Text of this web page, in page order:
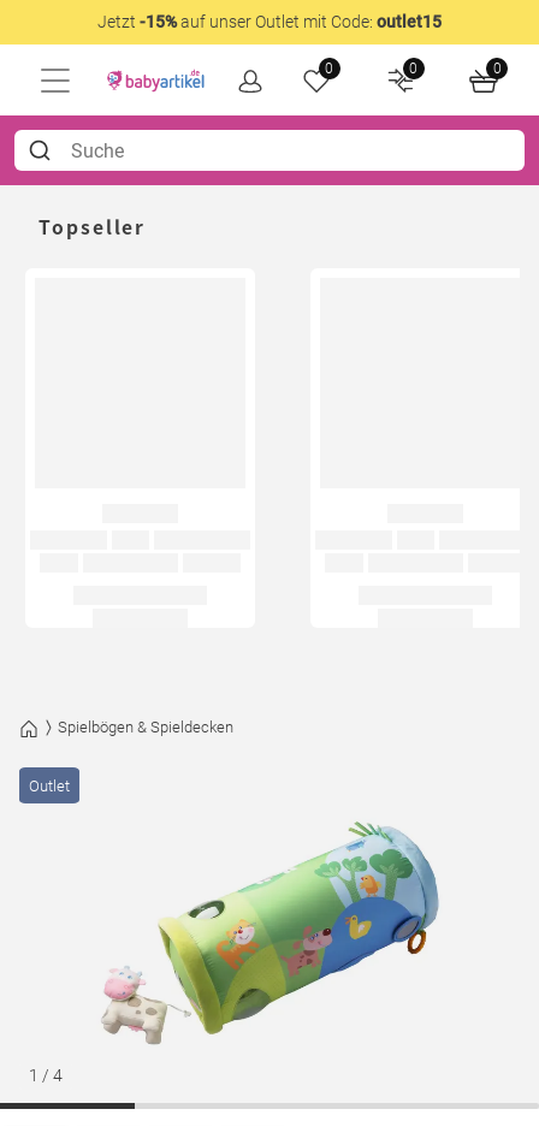
Jetzt -15%auf unser Outlet mit Code: outlet15
0 0 0
Topseller
Spielbögen & Spieldecken
1 / 4
Outlet